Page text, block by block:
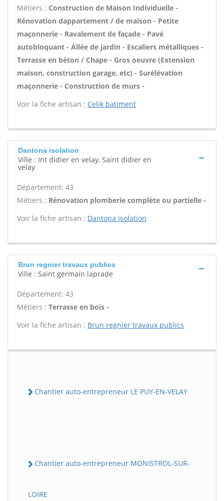
Métiers : Construction de Maison Individuelle -
Rénovation dappartement / de maison - Petite
maçonnerie - Ravalement de façade - Pavé
autobloquant - Allée de jardin - Escaliers métalliques -
Terrasse en béton / Chape - Gros oeuvre (Extension
maison, construction garage, etc) - Surélévation
maçonnerie - Construction de murs -
Voir la fiche artisan : Celik batiment
Dantona isolation
Ville : Int didier en velay, Saint didier en
velay
Département: 43
Métiers : Rénovation plomberie complète ou partielle -
Voir la fiche artisan : Dantona isolation
Brun regnier travaux publics
Ville : Saint germain laprade
Département: 43
Métiers : Terrasse en bois -
Voir la fiche artisan : Brun regnier travaux publics
Chantier auto-entrepreneur LE PUY-EN-VELAY
Chantier auto-entrepreneur MONISTROL-SUR-
LOIRE